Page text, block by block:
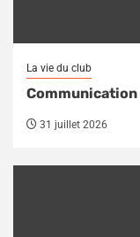
La vie du club
Communication
31 juillet 2026